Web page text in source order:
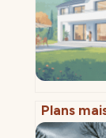
Plans
blanche :